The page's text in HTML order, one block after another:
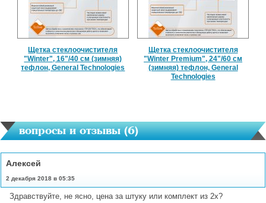
Щетка стеклоочистителя
"Winter", 16"/40 см (зимняя)
тефлон, General Technologies
Щетка стеклоочистителя
"Winter Premium", 24"/60 см
(зимняя) тефлон, General
Technologies
вопросы и отзывы (6)
Алексей
2 декабря 2018 в 05:35
Здравствуйте, не ясно, цена за штуку или комплект из 2х?